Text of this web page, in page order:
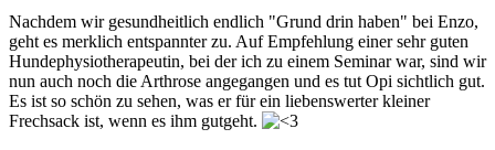
Nachdem wir gesundheitlich endlich "Grund drin haben" bei Enzo,
geht es merklich entspannter zu. Auf Empfehlung einer sehr guten
Hundephysiotherapeutin, bei der ich zu einem Seminar war, sind wir
nun auch noch die Arthrose angegangen und es tut Opi sichtlich gut.
Es ist so schön zu sehen, was er für ein liebenswerter kleiner
Frechsack ist, wenn es ihm gutgeht.